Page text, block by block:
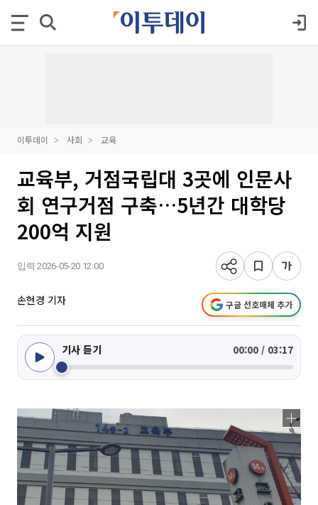
이투데이 사회 교육
교육부, 거점국립대 3곳에 인문사
회 연구거점 구축…5년간 대학당
200억 지원
입력 2026-05-20 12:00
손현경 기자 구글 선호매체 추가
기사 듣기 00:00 / 03:17